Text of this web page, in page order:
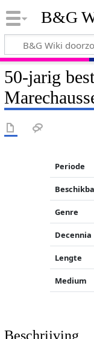
B&G
50-jarig
Periode
Genre
Decennia
Lengte
Medium
Beschrijving